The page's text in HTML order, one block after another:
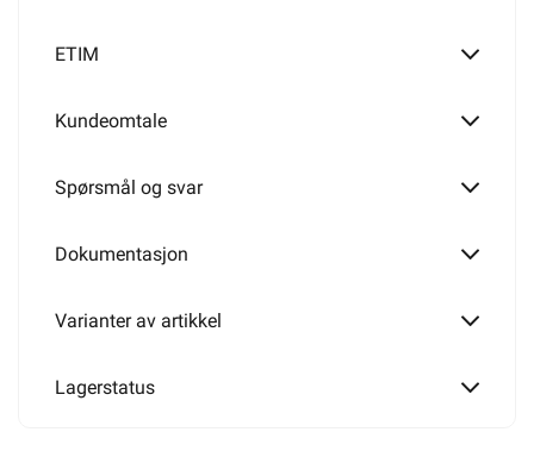
Alarmkabel skjermet 12 leder
ETIM
Kundeomtale
Spørsmål og svar
Dokumentasjon
Varianter av artikkel
Lagerstatus